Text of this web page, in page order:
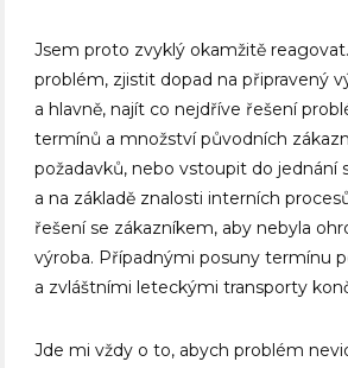
Jsem proto zvyklý okamžitě
problém, zjistit dopad na připravený
a hlavně, najít co nejdříve řešení
termínů a množství původních
požadavků, nebo vstoupit do jednání
a na základě znalosti interních
řešení se zákazníkem, aby nebyla
výroba. Případnými posuny termínu
a zvláštními leteckými transporty
Jde mi vždy o to, abych problém